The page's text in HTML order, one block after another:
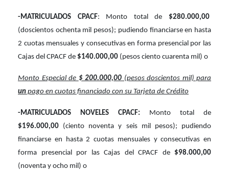
-MATRICULADOS CPACF: Monto total de $280.000,00
(doscientos ochenta mil pesos); pudiendo financiarse en hasta
2 cuotas mensuales y consecutivas en forma presencial por las
Cajas del CPACF de $140.000,00 (pesos ciento cuarenta mil) o
Monto Especial de $ 200.000,00 (pesos doscientos mil) para
un pago en cuotas financiado con su Tarjeta de Crédito
-MATRICULADOS NOVELES CPACF: Monto total de
$196.000,00 (ciento noventa y seis mil pesos); pudiendo
financiarse en hasta 2 cuotas mensuales y consecutivas en
forma presencial por las Cajas del CPACF de $98.000,00
(noventa y ocho mil) o